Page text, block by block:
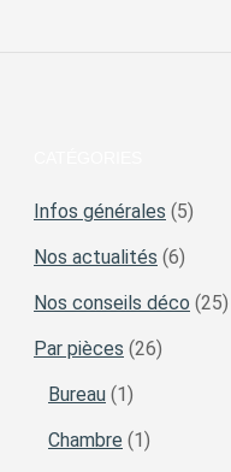
Infos générales (5)
Nos actualités (6)
Nos conseils déco (25)
Par pièces (26)
Bureau (1)
Chambre (1)